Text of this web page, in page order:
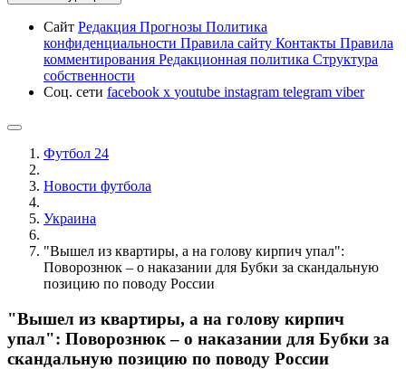
Сайт Редакция Прогнозы Политика
конфиденциальности Правила сайту Контакты Правила
комментирования Редакционная политика Структура
собственности
Соц. сети facebook x youtube instagram telegram viber
Футбол 24
Новости футбола
Украина
"Вышел из квартиры, а на голову кирпич упал":
Поворознюк – о наказании для Бубки за скандальную
позицию по поводу России
"Вышел из квартиры, а на голову кирпич
упал": Поворознюк – о наказании для Бубки за
скандальную позицию по поводу России